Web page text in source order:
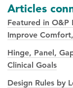
Articles
Featured in O&P
Improve
Hinge, Panel,
Clinical Goals
Design Rules by